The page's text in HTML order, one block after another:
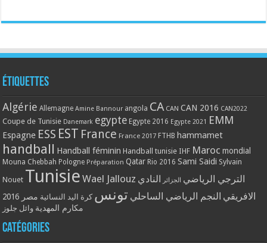
Étiquettes
Algérie Allemagne Amine Bannour angola CA CAN CAN 2016 CAN2022
Coupe de Tunisie Danemark egypte Egypte 2016 Egypte 2021 EMM
Espagne ESS EST France France 2017 FTHB hammamet
handball Handball féminin Handball tunisie IHF Maroc mondial
Mouna Chebbah Pologne Préparation Qatar Rio 2016 Sami Saidi Sylvain
Nouet Tunisie Wael Jallouz الترجي الرياضي الجزائر النادي
الافريقي النجم الرياضي الساحلي تونس كرة اليد النسائية مصر 2016
مكارم المهدية وائل جلوز
Catégories